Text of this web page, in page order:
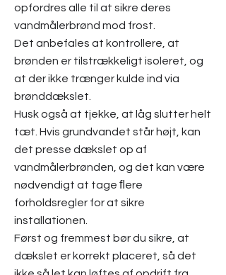
opfordres alle til at sikre deres
vandmålerbrønd mod frost.
Det anbefales at kontrollere, at
brønden er tilstrækkeligt isoleret, og
at der ikke trænger kulde ind via
brønddækslet.
Husk også at tjekke, at låg slutter helt
tæt. Hvis grundvandet står højt, kan
det presse dækslet op af
vandmålerbrønden, og det kan være
nødvendigt at tage ﬂere
forholdsregler for at sikre
installationen.
Først og fremmest bør du sikre, at
dækslet er korrekt placeret, så det